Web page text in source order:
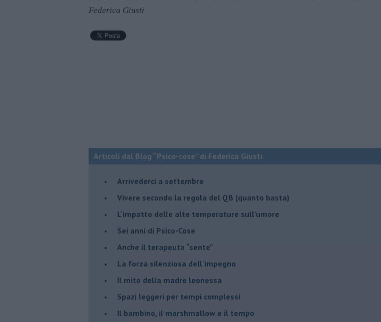
Federica Giusti
Articoli dal Blog “Psico-cose” di Federica Giusti
​Arrivederci a settembre
​Vivere secondo la regola del QB (quanto basta)
​L'impatto delle alte temperature sull’umore
Sei anni di Psico-Cose
​Anche il terapeuta “sente”
​La forza silenziosa dell'impegno
​Il mito della madre leonessa
Spazi leggeri per tempi complessi
Il bambino, il marshmallow e il tempo